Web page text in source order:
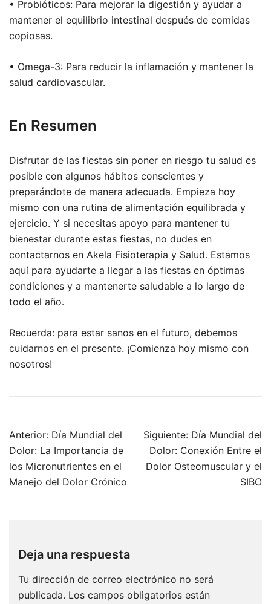
• Probióticos: Para mejorar la digestión y ayudar a
mantener el equilibrio intestinal después de comidas
copiosas.
• Omega-3: Para reducir la inflamación y mantener la
salud cardiovascular.
En Resumen
Disfrutar de las fiestas sin poner en riesgo tu salud es
posible con algunos hábitos conscientes y
preparándote de manera adecuada. Empieza hoy
mismo con una rutina de alimentación equilibrada y
ejercicio. Y si necesitas apoyo para mantener tu
bienestar durante estas fiestas, no dudes en
contactarnos en Akela Fisioterapia y Salud. Estamos
aquí para ayudarte a llegar a las fiestas en óptimas
condiciones y a mantenerte saludable a lo largo de
todo el año.
Recuerda: para estar sanos en el futuro, debemos
cuidarnos en el presente. ¡Comienza hoy mismo con
nosotros!
Navegación
de
entradas
Anterior: Día Mundial del
Dolor: La Importancia de
los Micronutrientes en el
Manejo del Dolor Crónico
Siguiente: Día Mundial del
Dolor: Conexión Entre el
Dolor Osteomuscular y el
SIBO
Deja una respuesta
Tu dirección de correo electrónico no será
publicada. Los campos obligatorios están